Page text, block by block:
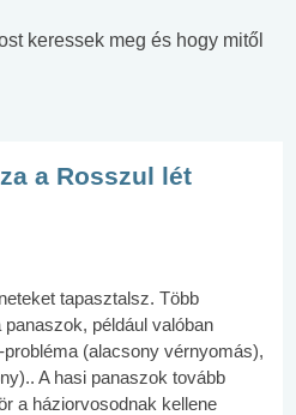
keressek meg és hogy mitől
a Rosszul lét
tapasztalsz. Több
például valóban
(alacsony vérnyomás),
A hasi panaszok tovább
a háziorvosodnak kellene